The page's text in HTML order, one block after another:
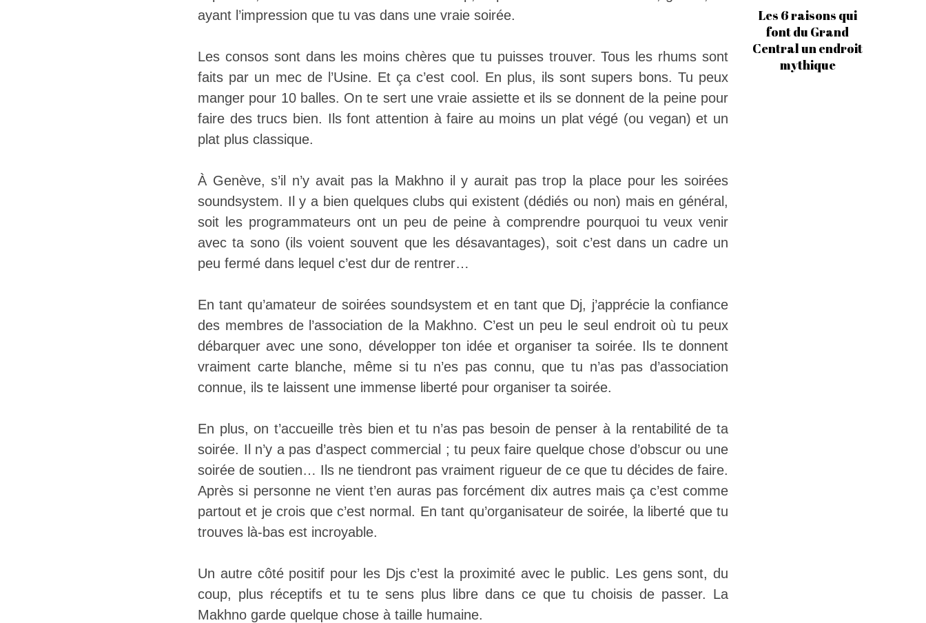
ayant l’impression que tu vas dans une vraie soirée.
Les consos sont dans les moins chères que tu puisses trouver. Tous les rhums sont
faits par un mec de l’Usine. Et ça c’est cool. En plus, ils sont supers bons. Tu peux
manger pour 10 balles. On te sert une vraie assiette et ils se donnent de la peine pour
faire des trucs bien. Ils font attention à faire au moins un plat végé (ou vegan) et un
plat plus classique.
À Genève, s’il n’y avait pas la Makhno il y aurait pas trop la place pour les soirées
soundsystem. Il y a bien quelques clubs qui existent (dédiés ou non) mais en général,
soit les programmateurs ont un peu de peine à comprendre pourquoi tu veux venir
avec ta sono (ils voient souvent que les désavantages), soit c’est dans un cadre un
peu fermé dans lequel c’est dur de rentrer…
En tant qu’amateur de soirées soundsystem et en tant que Dj, j’apprécie la confiance
des membres de l’association de la Makhno. C’est un peu le seul endroit où tu peux
débarquer avec une sono, développer ton idée et organiser ta soirée. Ils te donnent
vraiment carte blanche, même si tu n’es pas connu, que tu n’as pas d’association
connue, ils te laissent une immense liberté pour organiser ta soirée.
En plus, on t’accueille très bien et tu n’as pas besoin de penser à la rentabilité de ta
soirée. Il n’y a pas d’aspect commercial ; tu peux faire quelque chose d’obscur ou une
soirée de soutien… Ils ne tiendront pas vraiment rigueur de ce que tu décides de faire.
Après si personne ne vient t’en auras pas forcément dix autres mais ça c’est comme
partout et je crois que c’est normal. En tant qu’organisateur de soirée, la liberté que tu
trouves là-bas est incroyable.
Un autre côté positif pour les Djs c’est la proximité avec le public. Les gens sont, du
coup, plus réceptifs et tu te sens plus libre dans ce que tu choisis de passer. La
Makhno garde quelque chose à taille humaine.
Les 6 raisons qui
font du Grand
Central un endroit
mythique